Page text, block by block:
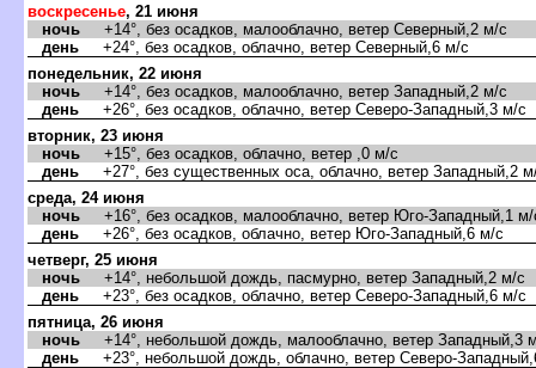
оскресенье, 21 июня
ночь +14°, без осадков, малооблачно, ветер Северный,2 м/с
день +24°, без осадков, облачно, ветер Северный,6 м/с
понедельник, 22 июня
ночь +14°, без осадков, малооблачно, ветер Западный,2 м/с
день +26°, без осадков, облачно, ветер Северо-Западный,3 м/с
торник, 23 июня
ночь +15°, без осадков, облачно, ветер ,0 м/с
день +27°, без существенных оса, облачно, ветер Западный,2
среда, 24 июня
ночь +16°, без осадков, малооблачно, ветер Юго-Западный,1 м/
день +26°, без осадков, облачно, ветер Юго-Западный,6 м/с
четверг, 25 июня
ночь +14°, небольшой дождь, пасмурно, ветер Западный,2 м/с
день +23°, без осадков, облачно, ветер Северо-Западный,6 м/с
пятница, 26 июня
ночь +14°, небольшой дождь, малооблачно, ветер Западный,3
день +23°, небольшой дождь, облачно, ветер Северо-